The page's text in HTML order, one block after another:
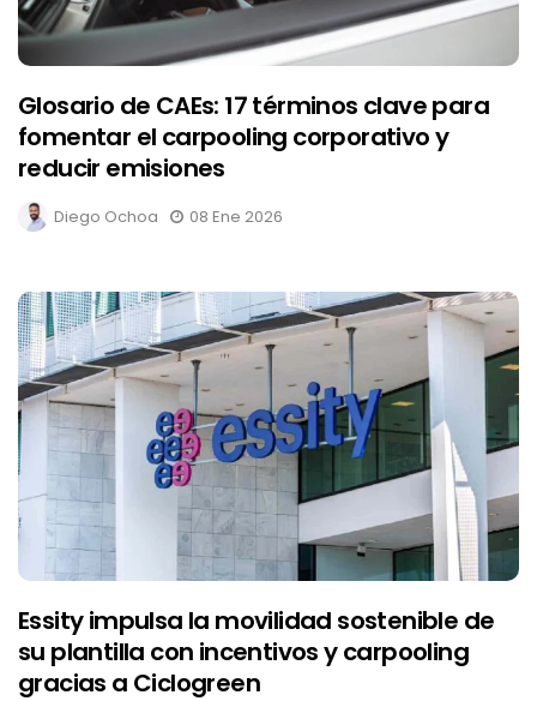
Glosario de CAEs: 17 términos clave para
fomentar el carpooling corporativo y
reducir emisiones
Diego Ochoa 08 Ene 2026
Essity impulsa la movilidad sostenible de
su plantilla con incentivos y carpooling
gracias a Ciclogreen